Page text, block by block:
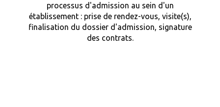
processus d'admission au sein d'un
établissement : prise de rendez-vous, visite(s),
finalisation du dossier d'admission, signature
des contrats.